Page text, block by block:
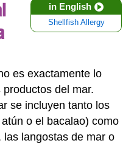
in English
Shellfish Allergy
es exactamente lo
del mar.
se incluyen tanto los
o el bacalao) como
las langostas de mar o